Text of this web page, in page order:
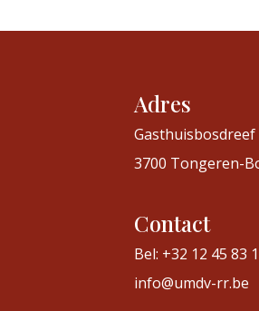
Adres
Gasthuisbosdreef
3700 Tongeren-
Contact
Bel: +32 12 45 83
info@umdv-rr.be